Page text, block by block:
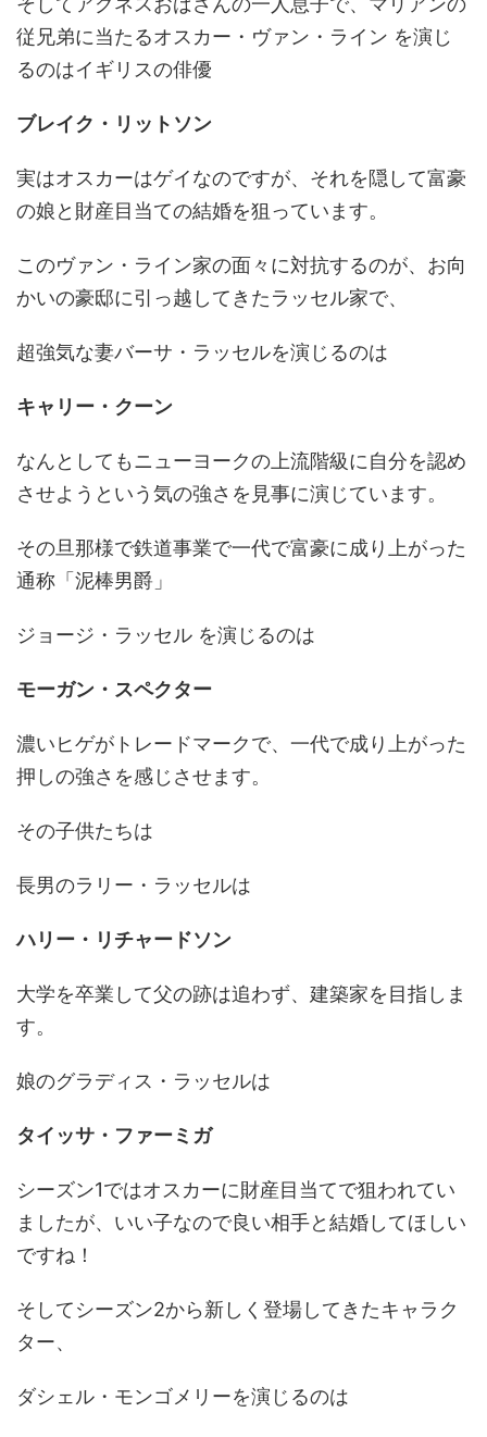
従兄弟に当たるオスカー・ヴァン・ライン を演じ
るのはイギリスの俳優
ブレイク・リットソン
実はオスカーはゲイなのですが、それを隠して富豪
の娘と財産目当ての結婚を狙っています。
このヴァン・ライン家の面々に対抗するのが、お向
かいの豪邸に引っ越してきたラッセル家で、
超強気な妻バーサ・ラッセルを演じるのは
キャリー・クーン
なんとしてもニューヨークの上流階級に自分を認め
させようという気の強さを見事に演じています。
その旦那様で鉄道事業で一代で富豪に成り上がった
通称「泥棒男爵」
ジョージ・ラッセル を演じるのは
モーガン・スペクター
濃いヒゲがトレードマークで、一代で成り上がった
押しの強さを感じさせます。
その子供たちは
長男のラリー・ラッセルは
ハリー・リチャードソン
大学を卒業して父の跡は追わず、建築家を目指しま
す。
娘のグラディス・ラッセルは
タイッサ・ファーミガ
シーズン1ではオスカーに財産目当てで狙われてい
ましたが、いい子なので良い相手と結婚してほしい
ですね！
そしてシーズン2から新しく登場してきたキャラク
ター、
ダシェル・モンゴメリーを演じるのは